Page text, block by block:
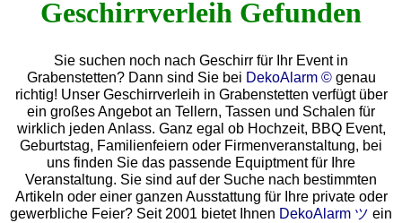
Sie suchen noch nach Geschirr für Ihr Event in
Grabenstetten? Dann sind Sie bei DekoAlarm ©genau
richtig! Unser Geschirrverleih in Grabenstetten verfügt über
ein großes Angebot an Tellern, Tassen und Schalen für
wirklich jeden Anlass. Ganz egal ob Hochzeit, BBQ Event,
Geburtstag, Familienfeiern oder Firmenveranstaltung, bei
uns finden Sie das passende Equiptment für Ihre
Veranstaltung. Sie sind auf der Suche nach bestimmten
Artikeln oder einer ganzen Ausstattung für Ihre private oder
gewerbliche Feier? Seit 2001 bietet Ihnen DekoAlarm ツ ein